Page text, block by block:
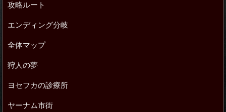
攻略ルート
エンディング分岐
全体マップ
狩人の夢
ヨセフカの診療所
ヤーナム市街